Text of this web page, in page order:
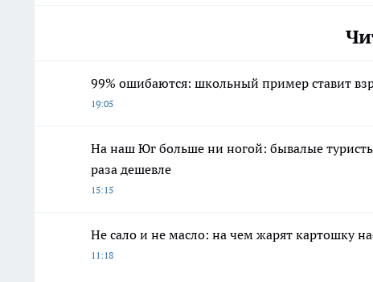
99% ошибаются: школьный пример ставит
19:05
На наш Юг больше ни ногой: бывалые
раза дешевле
15:15
Не сало и не масло: на чем жарят картошку
11:18